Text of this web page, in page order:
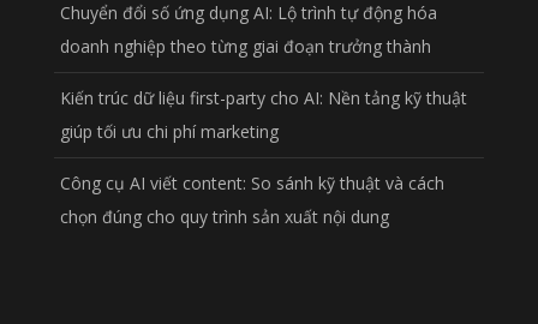
Chuyển đổi số ứng dụng AI: Lộ trình tự động hóa
doanh nghiệp theo từng giai đoạn trưởng thành
Kiến trúc dữ liệu first-party cho AI: Nền tảng kỹ thuật
giúp tối ưu chi phí marketing
Công cụ AI viết content: So sánh kỹ thuật và cách
chọn đúng cho quy trình sản xuất nội dung